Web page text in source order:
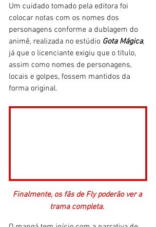
Um cuidado tomado pela editora foi
colocar notas com os nomes dos
personagens conforme a dublagem do
animê, realizada no estúdio Gota Mágica,
já que o licenciante exigiu que o título,
assim como nomes de personagens,
locais e golpes, fossem mantidos da
forma original.
Finalmente, os fãs de Fly poderão ver a
trama completa.